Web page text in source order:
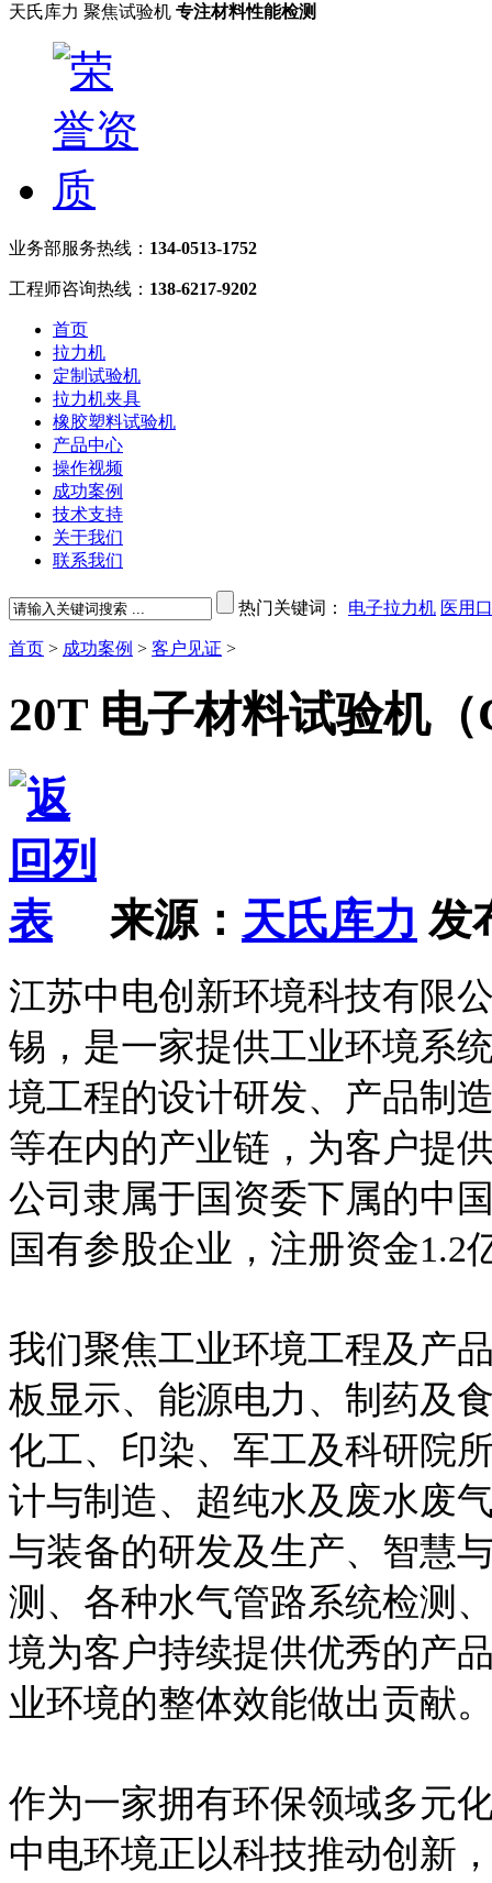
天氏库力 聚焦试验机 专注材料性能检测
业务部服务热线： 134-0513-1752
工程师咨询热线： 138-6217-9202
首页
拉力机
定制试验机
拉力机夹具
橡胶塑料试验机
产品中心
操作视频
成功案例
技术支持
关于我们
联系我们
热门关键词： 电子拉力机 医用
首页 > 成功案例 > 客户见证 >
20T 电子材料试验机
来源： 天氏库力 发
江苏中电创新环境科技有限
锡，是一家提供工业环境系
境工程的设计研发、产品制
等在内的产业链，为客户提
公司隶属于国资委下属的中
国有参股企业，注册资金1.2
我们聚焦工业环境工程及产
板显示、能源电力、制药及
化工、印染、军工及科研院
计与制造、超纯水及废水废
与装备的研发及生产、智慧
测、各种水气管路系统检测
境为客户持续提供优秀的产
业环境的整体效能做出贡献
作为一家拥有环保领域多元
中电环境正以科技推动创新